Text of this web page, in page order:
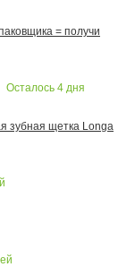
= получи
Осталось 4 дня
зубная щетка Longa